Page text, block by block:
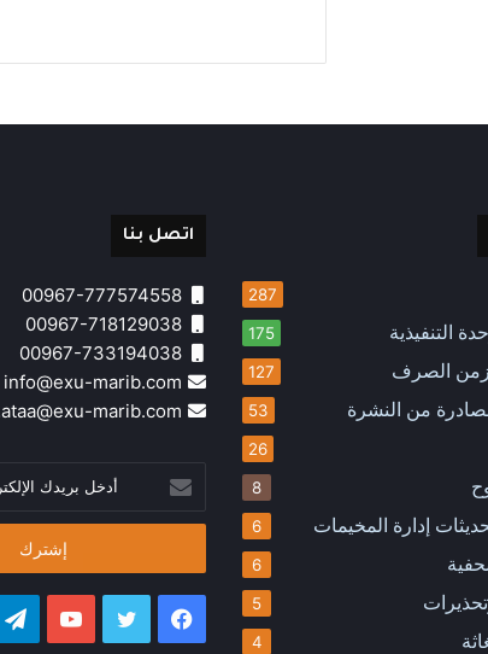
287
التنفيذية 175
زمن الصرف 127
من النشرة 53
26
8
إدارة المخيمات 6
6
5
4
اتصل بنا
أدخل
بريدك
الإلكتروني
فيسبوك تويتر يوتيوب